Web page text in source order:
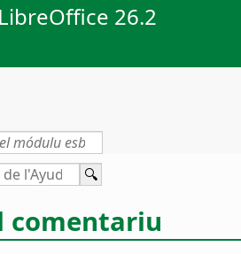
26.2
comentariu